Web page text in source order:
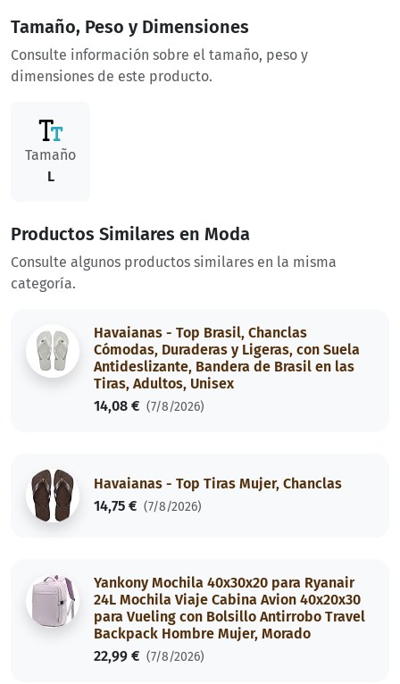
Tamaño, Peso y Dimensiones
Consulte información sobre el tamaño, peso y
dimensiones de este producto.
Tamaño
L
Productos Similares en Moda
Consulte algunos productos similares en la misma
categoría.
Havaianas - Top Brasil, Chanclas
Cómodas, Duraderas y Ligeras, con Suela
Antideslizante, Bandera de Brasil en las
Tiras, Adultos, Unisex
14,08 € (7/8/2026)
Havaianas - Top Tiras Mujer, Chanclas
14,75 € (7/8/2026)
Yankony Mochila 40x30x20 para Ryanair
24L Mochila Viaje Cabina Avion 40x20x30
para Vueling con Bolsillo Antirrobo Travel
Backpack Hombre Mujer, Morado
22,99 € (7/8/2026)